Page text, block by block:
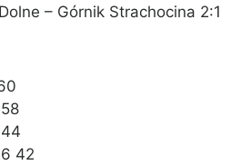
– Górnik Strachocina 2:1
42